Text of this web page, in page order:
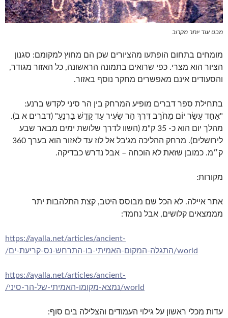
מבט עוד יותר מקרוב
מומחים בתחום הופתעו מהציורים שכן הם מחוץ למקומם: סגנון
הציור הוא מצרי. כפי שרואים בתמונה הראשונה, כל האזור מגודר,
והסעודים אינם מאפשרים מחקר נוסף באזור.
בתחילת ספר דברים מופיע המרחק בין הר סיני לקדש ברנע:
"אַחַד עָשָׂר יוֹם מֵחֹרֵב דֶּרֶךְ הַר שֵׂעִיר עַד קָדֵשׁ בַּרְנֵעַ" (דברים א ב).
מהלך יום הוא כ- 35 ק"מ (השוו לדרך שלושת ימים מבאר שבע
לירושלים). מרחק ההליכה מג'בל אל לוז עד לאזור הוא בערך 360
ק״מ. כמובן שזאת לא הוכחה – אבל נדרש כבדיקה.
מקורות:
אתר איילה. לא הכל שם מבוסס היטב, קצת התלהבות יתר
מממצאים קלושים, אבל נחמד:
https://ayalla.net/articles/ancient-
world/התגלה-המקום-האמיתי-בו-התרחש-נס-קריעת-ים/
https://ayalla.net/articles/ancient-
world/נמצא-מקומו-האמיתי-של-הר-סיני/
עדות מכלי ראשון על גילוי העמודים והצלילה בים סוף: